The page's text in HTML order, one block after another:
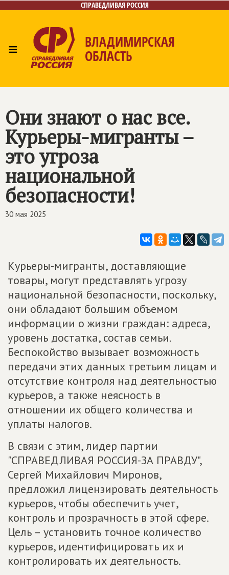
СПРАВЕДЛИВАЯ РОССИЯ
≡ ВЛАДИМИРСКАЯ
ОБЛАСТЬ
Они знают о нас все.
Курьеры-мигранты –
это угроза
национальной
безопасности!
30 мая 2025
Курьеры-мигранты, доставляющие
товары, могут представлять угрозу
национальной безопасности, поскольку,
они обладают большим объемом
информации о жизни граждан: адреса,
уровень достатка, состав семьи.
Беспокойство вызывает возможность
передачи этих данных третьим лицам и
отсутствие контроля над деятельностью
курьеров, а также неясность в
отношении их общего количества и
уплаты налогов.
В связи с этим, лидер партии
"СПРАВЕДЛИВАЯ РОССИЯ-ЗА ПРАВДУ",
Сергей Михайлович Миронов,
предложил лицензировать деятельность
курьеров, чтобы обеспечить учет,
контроль и прозрачность в этой сфере.
Цель – установить точное количество
курьеров, идентифицировать их и
контролировать их деятельность.